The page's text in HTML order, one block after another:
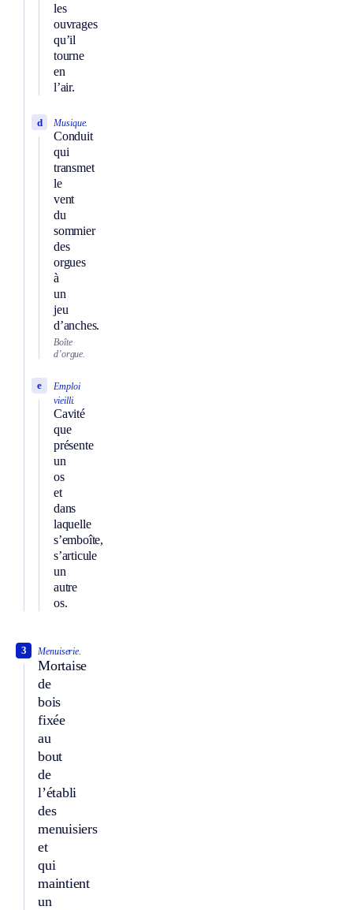
les
ouvrages
qu’il
tourne
en
l’air.
Musique.
Conduit
qui
transmet
le
vent
du
sommier
des
orgues
à
un
jeu
d’anches.
d
Boîte
d’orgue.
Emploi
vieilli.
Cavité
que
présente
un
os
et
dans
laquelle
s’emboîte,
s’articule
un
autre
os.
e
Menuiserie.
Mortaise
de
bois
fixée
au
bout
de
l’établi
des
menuisiers
et
qui
maintient
un
3